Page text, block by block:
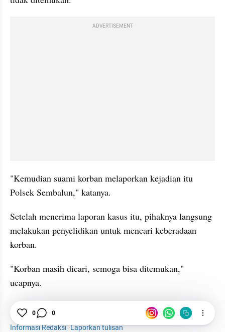
ADVERTISEMENT
"Kemudian suami korban melaporkan kejadian itu
Polsek Sembalun," katanya.
Setelah menerima laporan kasus itu, pihaknya langsung
melakukan penyelidikan untuk mencari keberadaan
korban.
"Korban masih dicari, semoga bisa ditemukan,"
ucapnya.
WNI Australia
Sembalun
Informasi Redaksi·Laporkan tulisan
0 0